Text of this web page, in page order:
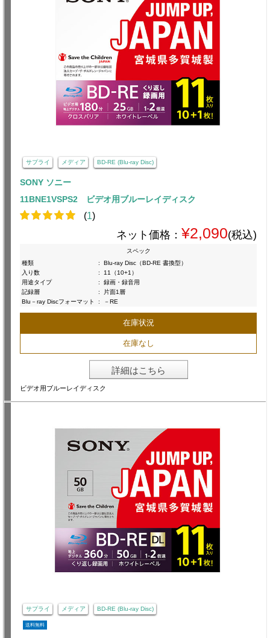
サプライ メディア BD-RE (Blu-ray Disc)
SONY ソニー
11BNE1VSPS2 ビデオ用ブルーレイディスク
(1)
ネット価格： ¥2,090(税込)
スペック
種類
:
Blu-ray Disc（BD-RE 書換型）
入り数
:
11（10+1）
用途タイプ
:
録画・録音用
記録層
:
片面1層
Blu－ray Discフォーマット
: －RE
在庫状況
在庫なし
詳細はこちら
ビデオ用ブルーレイディスク
サプライ メディア BD-RE (Blu-ray Disc)
送料無料